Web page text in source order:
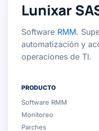
Lunixar
Software RMM.
automatización y
operaciones de TI.
PRODUCTO
Software RMM
Monitoreo
Parches